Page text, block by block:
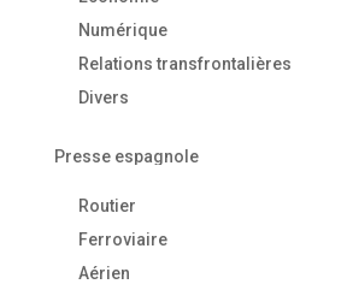
Numérique
Relations transfrontalières
Divers
Presse espagnole
Routier
Ferroviaire
Aérien